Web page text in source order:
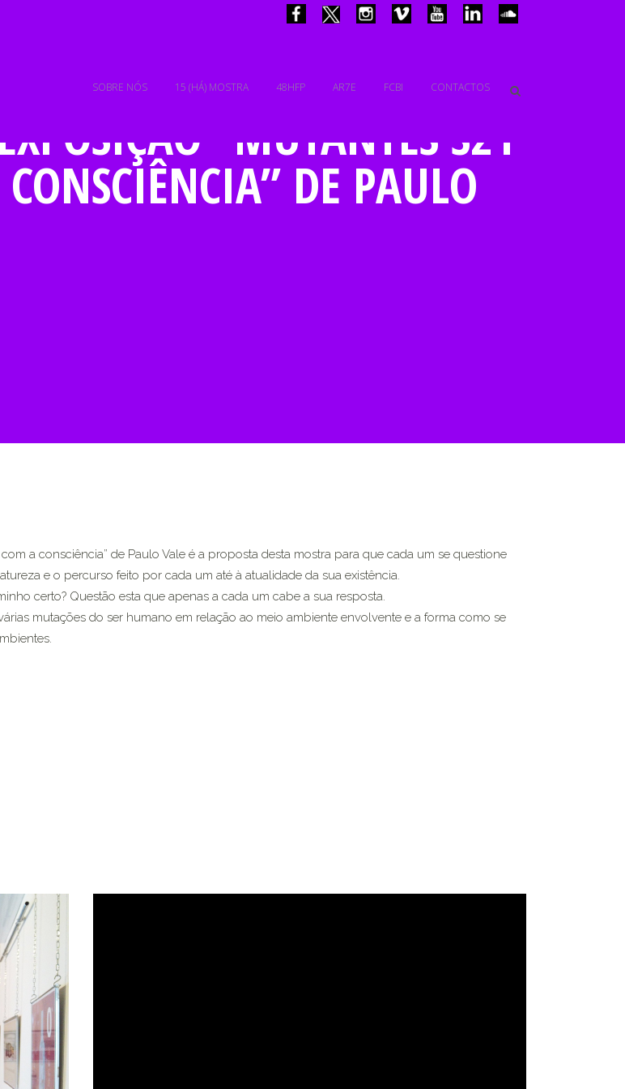
SOBRE NÓS 15 (HÁ) MOSTRA 48HFP AR7E FCBI CONTACTOS
“MUTANTES S21
DE PAULO
com a consciência” de Paulo Vale é a proposta desta mostra para que cada um se questione
e o percurso feito por cada um até à atualidade da sua existência.
certo? Questão esta que apenas a cada um cabe a sua resposta.
mutações do ser humano em relação ao meio ambiente envolvente e a forma como se